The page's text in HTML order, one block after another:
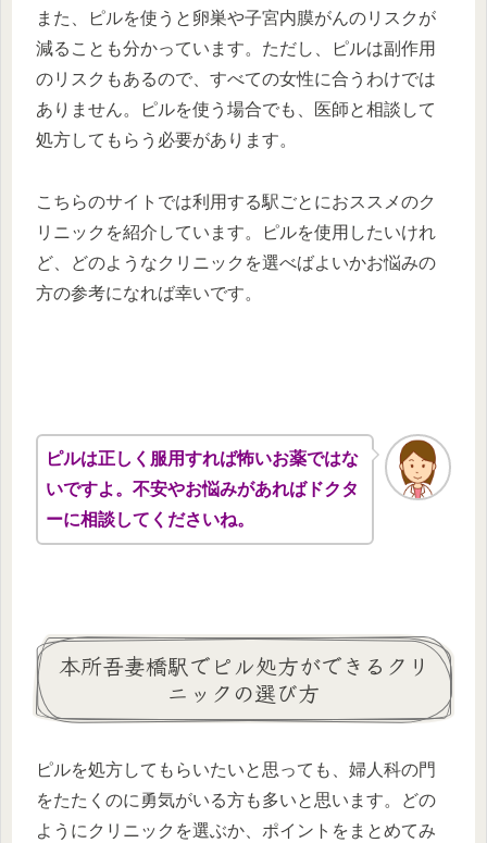
また、ピルを使うと卵巣や子宮内膜がんのリスクが
減ることも分かっています。ただし、ピルは副作用
のリスクもあるので、すべての女性に合うわけでは
ありません。ピルを使う場合でも、医師と相談して
処方してもらう必要があります。
こちらのサイトでは利用する駅ごとにおススメのク
リニックを紹介しています。ピルを使用したいけれ
ど、どのようなクリニックを選べばよいかお悩みの
方の参考になれば幸いです。
ピルは正しく服用すれば怖いお薬ではな
いですよ。不安やお悩みがあればドクタ
ーに相談してくださいね。
本所吾妻橋駅でピル処方ができるクリ
ニックの選び方
ピルを処方してもらいたいと思っても、婦人科の門
をたたくのに勇気がいる方も多いと思います。どの
ようにクリニックを選ぶか、ポイントをまとめてみ